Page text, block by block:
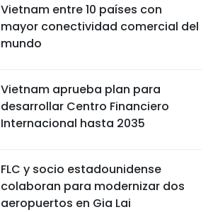
Vietnam entre 10 países con
mayor conectividad comercial del
mundo
Vietnam aprueba plan para
desarrollar Centro Financiero
Internacional hasta 2035
FLC y socio estadounidense
colaboran para modernizar dos
aeropuertos en Gia Lai